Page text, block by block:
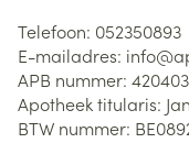
Telefoon: 052350893
E-mailadres: info@
APB nummer: 420403
Apotheek titularis:
BTW nummer: